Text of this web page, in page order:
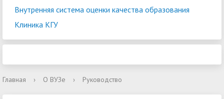
Внутренняя система оценки качества образования
Клиника КГУ
Главная › О ВУЗе › Руководство